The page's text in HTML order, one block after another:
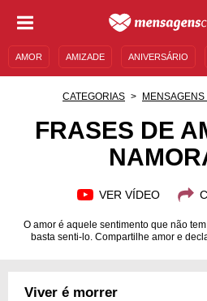
AMOR AMIZADE ANIVERSÁRIO
MENSAGENS E FRASES MENSAGENS
CATEGORIAS
FRASES DE
VER VÍDEO
O amor é aquele sentimento que não
basta senti-lo. Compartilhe amor e
Viver é morrer